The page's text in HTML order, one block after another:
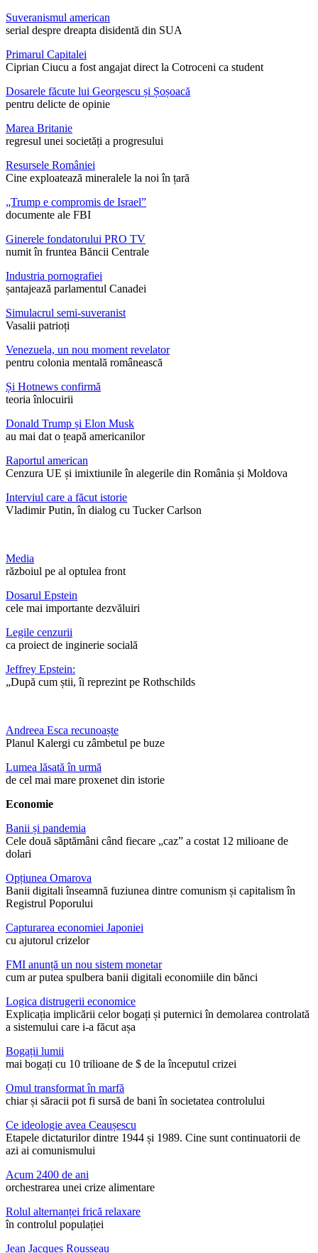
Suveranismul american
serial despre dreapta disidentă din SUA
Primarul Capitalei
Ciprian Ciucu a fost angajat direct la Cotroceni ca student
Dosarele făcute lui Georgescu și Șoșoacă
pentru delicte de opinie
Marea Britanie
regresul unei societăți a progresului
Resursele României
Cine exploatează mineralele la noi în țară
„Trump e compromis de Israel”
documente ale FBI
Ginerele fondatorului PRO TV
numit în fruntea Băncii Centrale
Industria pornografiei
șantajează parlamentul Canadei
Simulacrul semi-suveranist
Vasalii patrioți
Venezuela, un nou moment revelator
pentru colonia mentală românească
Și Hotnews confirmă
teoria înlocuirii
Donald Trump și Elon Musk
au mai dat o țeapă americanilor
Raportul american
Cenzura UE și imixtiunile în alegerile din România și Moldova
Interviul care a făcut istorie
Vladimir Putin, în dialog cu Tucker Carlson
Media
războiul pe al optulea front
Dosarul Epstein
cele mai importante dezvăluiri
Legile cenzurii
ca proiect de inginerie socială
Jeffrey Epstein:
„După cum știi, îi reprezint pe Rothschilds
Andreea Esca recunoaște
Planul Kalergi cu zâmbetul pe buze
Lumea lăsată în urmă
de cel mai mare proxenet din istorie
Economie
Banii și pandemia
Cele două săptămâni când fiecare „caz” a costat 12 milioane de
dolari
Opțiunea Omarova
Banii digitali înseamnă fuziunea dintre comunism și capitalism în
Registrul Poporului
Capturarea economiei Japoniei
cu ajutorul crizelor
FMI anunță un nou sistem monetar
cum ar putea spulbera banii digitali economiile din bănci
Logica distrugerii economice
Explicația implicării celor bogați și puternici în demolarea controlată
a sistemului care i-a făcut așa
Bogații lumii
mai bogați cu 10 trilioane de $ de la începutul crizei
Omul transformat în marfă
chiar și săracii pot fi sursă de bani în societatea controlului
Ce ideologie avea Ceaușescu
Etapele dictaturilor dintre 1944 și 1989. Cine sunt continuatorii de
azi ai comunismului
Acum 2400 de ani
orchestrarea unei crize alimentare
Rolul alternanței frică relaxare
în controlul populației
Jean Jacques Rousseau